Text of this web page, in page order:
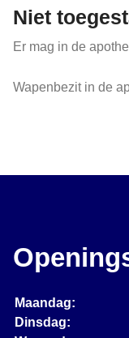
Niet
Er mag in de
Wapenbezit in de
Maandag:
Dinsdag: